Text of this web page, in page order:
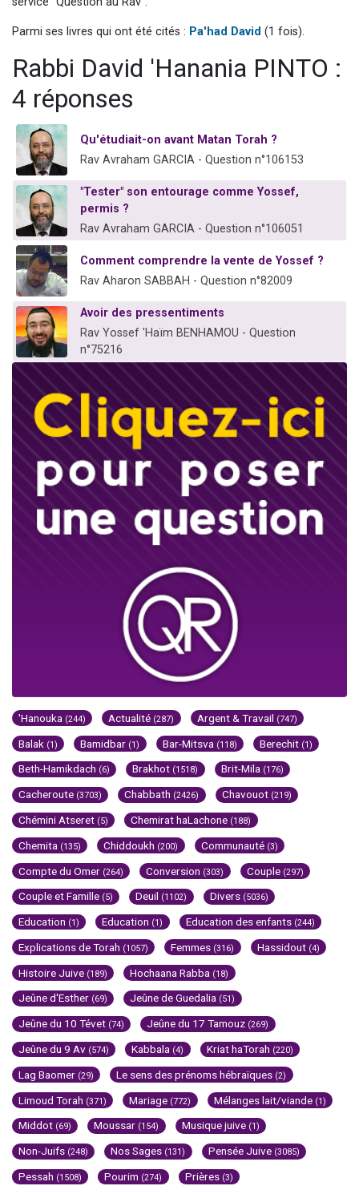
2 personnes viennent de nous rejoindre sur WhatsApp
Parmi ses livres qui ont été cités : Pa'had David (1 fois).
Rabbi David 'Hanania PINTO :
4 réponses
Qu'étudiait-on avant Matan Torah ?
Rav Avraham GARCIA - Question n°106153
"Tester" son entourage comme Yossef,
permis ?
Rav Avraham GARCIA - Question n°106051
Comment comprendre la vente de Yossef ?
Rav Aharon SABBAH - Question n°82009
Avoir des pressentiments
Rav Yossef 'Haïm BENHAMOU - Question
n°75216
'Hanouka (244) Actualité (287) Argent & Travail (747)
Balak (1) Bamidbar (1) Bar-Mitsva (118) Berechit (1)
Beth-Hamikdach (6) Brakhot (1518) Brit-Mila (176)
Cacheroute (3703) Chabbath (2426) Chavouot (219)
Chémini Atseret (5) Chemirat haLachone (188)
Chemita (135) Chiddoukh (200) Communauté (3)
Compte du Omer (264) Conversion (303) Couple (297)
Couple et Famille (5) Deuil (1102) Divers (5036)
Education (1) Education (1) Education des enfants (244)
Explications de Torah (1057) Femmes (316) Hassidout (4)
Histoire Juive (189) Hochaana Rabba (18)
Jeûne d'Esther (69) Jeûne de Guedalia (51)
Jeûne du 10 Tévet (74) Jeûne du 17 Tamouz (269)
Jeûne du 9 Av (574) Kabbala (4) Kriat haTorah (220)
Lag Baomer (29) Le sens des prénoms hébraïques (2)
Limoud Torah (371) Mariage (772) Mélanges lait/viande (1)
Middot (69) Moussar (154) Musique juive (1)
Non-Juifs (248) Nos Sages (131) Pensée Juive (3085)
Pessah (1508) Pourim (274) Prières (3)